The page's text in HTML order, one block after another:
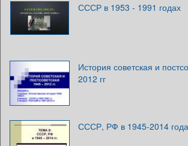
СССР в 1953 - 1991 годах
История советская и
2012 гг
СССР, РФ в 1945-2014